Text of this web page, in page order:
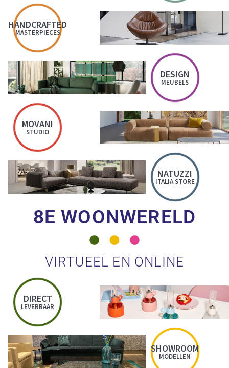
HANDCRAFTED
MASTERPIECES
DESIGN
MEUBELS
MOVANI
STUDIO
NATUZZI
ITALIA STORE
8E WOONWERELD
VIRTUEEL EN ONLINE
DIRECT
LEVERBAAR
SHOWROOM
MODELLEN